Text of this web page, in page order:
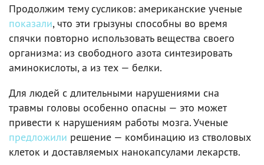
Продолжим тему сусликов: американские ученые
показали, что эти грызуны способны во время
спячки повторно использовать вещества своего
организма: из свободного азота синтезировать
аминокислоты, а из тех — белки.
Для людей с длительными нарушениями сна
травмы головы особенно опасны — это может
привести к нарушениям работы мозга. Ученые
предложили решение — комбинацию из стволовых
клеток и доставляемых нанокапсулами лекарств.